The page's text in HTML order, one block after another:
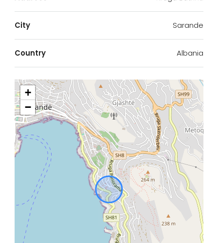
City Sarande
Country Albania
+
−